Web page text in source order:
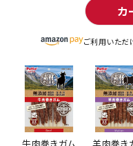
カ
ご利用いただ